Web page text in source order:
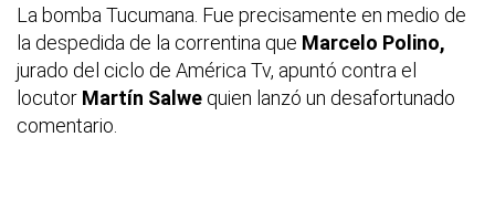
La bomba Tucumana. Fue precisamente en medio de
la despedida de la correntina que Marcelo Polino,
jurado del ciclo de América Tv, apuntó contra el
locutor Martín Salwe quien lanzó un desafortunado
comentario.